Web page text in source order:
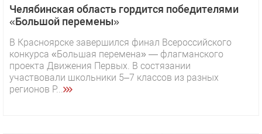
Челябинская область гордится победителями
«Большой перемены»
В Красноярске завершился финал Всероссийского
конкурса «Большая перемена» — флагманского
проекта Движения Первых. В состязании
участвовали школьники 5–7 классов из разных
регионов Р...